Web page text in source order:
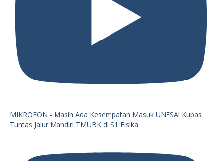
MIKROFON - Masih Ada Kesempatan Masuk UNESA! Kupas
Tuntas Jalur Mandiri TMUBK di S1 Fisika